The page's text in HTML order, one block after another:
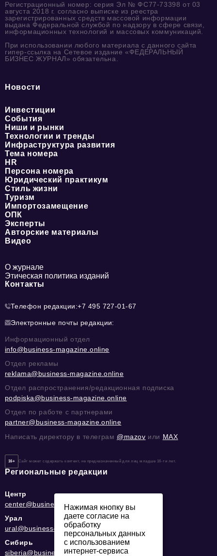
Регистрационный номер: серия Эл № ФС77-73398 от 03
августа 2018 г. согласно выписке из реестра
зарегистрированных средств массовой информации
выдана Федеральной службой по надзору в сфере связи,
информационных технологий и массовых коммуникаций.
При использовании любого материала с данного сайта
гипер-ссылка на Сетевое издание «ФЕДЕРАЛЬНЫЙ
БИЗНЕС ЖУРНАЛ» обязательна.
Новости
Инвестиции
События
Ниши и рынки
Технологии и тренды
Инфраструктура развития
Тема номера
HR
Персона номера
Юридический практикум
Стиль жизни
Туризм
Импортозамещение
ОПК
Эксперты
Авторские материалы
Видео
О журнале
Этическая политика изданий
Контакты
Телефон редакции:+7 495 727-01-67
Электронные почты редакции:
Информационный отдел
info@business-magazine.online
Отдел рекламы
reklama@business-magazine.online
Отдел распространения/редакционная подписка
podpiska@business-magazine.online
Отдел по работе с партнерами
partner@business-magazine.online
Написать директору в телеграм @mazov или MAX
16+ Сайт может содержать контент, не предназначенный для лиц младше 16-ти лет.
Региональные редакции
Центр
center@business-magazine.online
Урал
ural@business-magazine.online
Сибирь
siberia@business-magazine.online
Нажимая кнопку вы
даете согласие на
обработку
персональных данных
с использованием
интернет-сервиса